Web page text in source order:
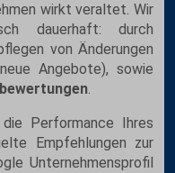
wirkt veraltet. Wir
dauerhaft: durch
von Änderungen
Angebote), sowie
.
die Performance Ihres
Empfehlungen zur
Unternehmensprofil